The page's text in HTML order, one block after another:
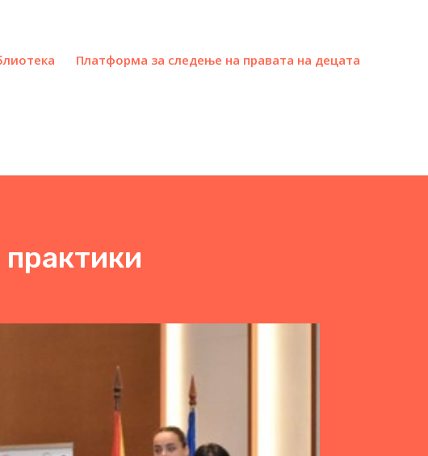
Платформа за следење на правата на децата